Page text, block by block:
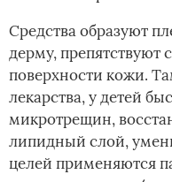
Средства образуют
дерму, препятствуют
поверхности кожи.
лекарства, у детей
микротрещин,
липидный слой,
целей применяются